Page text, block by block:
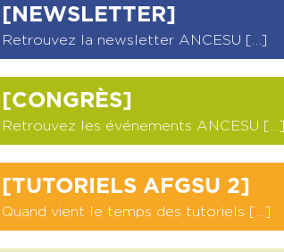
[NEWSLETTER]
Retrouvez la newsletter ANCESU […]
[CONGRÈS]
Retrouvez les événements ANCESU […]
[TUTORIELS AFGSU 2]
Quand vient le temps des tutoriels […]